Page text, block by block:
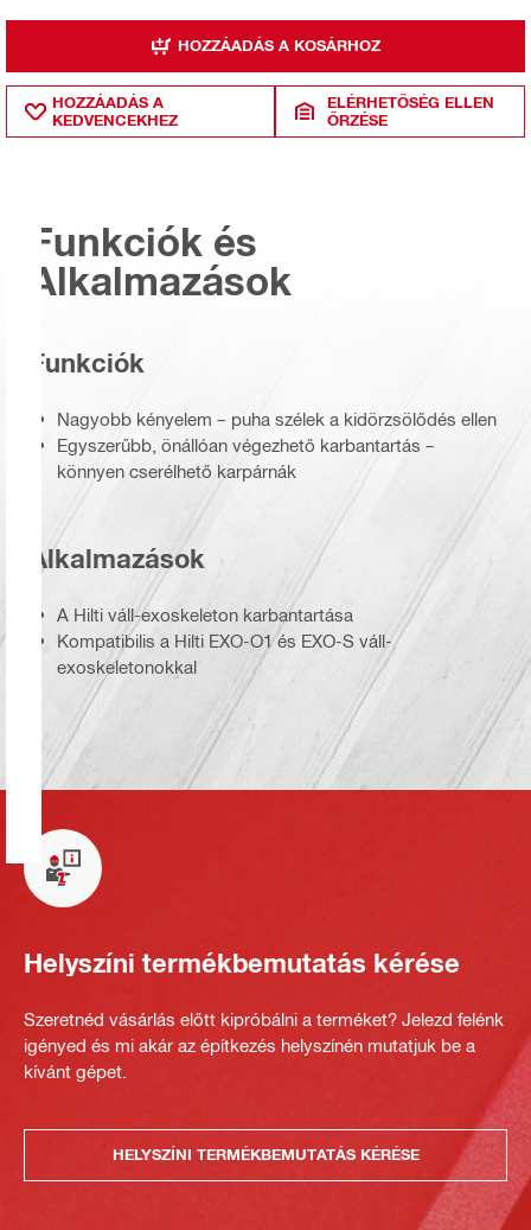
HOZZÁADÁS A KOSÁRHOZ
HOZZÁADÁS A
KEDVENCEKHEZ
ELÉRHETŐSÉG ELLEN
ŐRZÉSE
Funkciók és
Alkalmazások
Funkciók
Nagyobb kényelem – puha szélek a kidörzsölődés ellen
Egyszerűbb, önállóan végezhető karbantartás –
könnyen cserélhető karpárnák
Alkalmazások
A Hilti váll-exoskeleton karbantartása
Kompatibilis a Hilti EXO-O1 és EXO-S váll-
exoskeletonokkal
Helyszíni termékbemutatás kérése
Szeretnéd vásárlás előtt kipróbálni a terméket? Jelezd felénk
igényed és mi akár az építkezés helyszínén mutatjuk be a
kívánt gépet.
HELYSZÍNI TERMÉKBEMUTATÁS KÉRÉSE